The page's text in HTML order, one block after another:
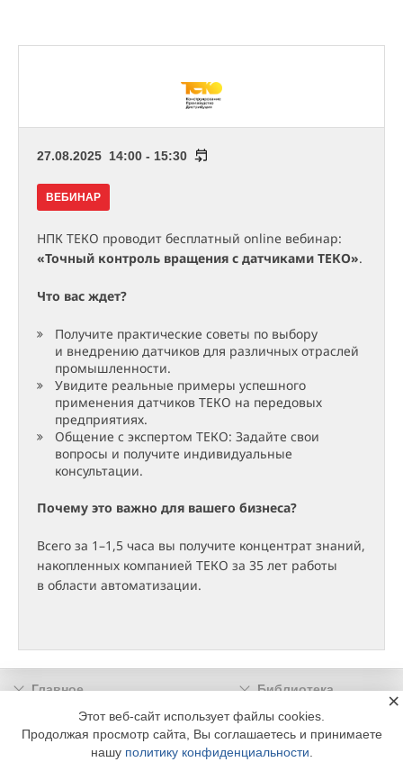
27.08.2025 14:00 - 15:30
ВЕБИНАР
НПК ТЕКО проводит бесплатный online вебинар:
«Точный контроль вращения с датчиками ТЕКО».
Что вас ждет?
Получите практические советы по выбору
и внедрению датчиков для различных отраслей
промышленности.
Увидите реальные примеры успешного
применения датчиков ТЕКО на передовых
предприятиях.
Общение с экспертом ТЕКО: Задайте свои
вопросы и получите индивидуальные
консультации.
Почему это важно для вашего бизнеса?
Всего за 1–1,5 часа вы получите концентрат знаний,
накопленных компанией ТЕКО за 35 лет работы
в области автоматизации.
Главное
Библиотека
Подписка
Реклама
Информация
Этот веб-сайт использует файлы cookies.
Продолжая просмотр сайта, Вы соглашаетесь и принимаете
нашу политику конфиденциальности
×